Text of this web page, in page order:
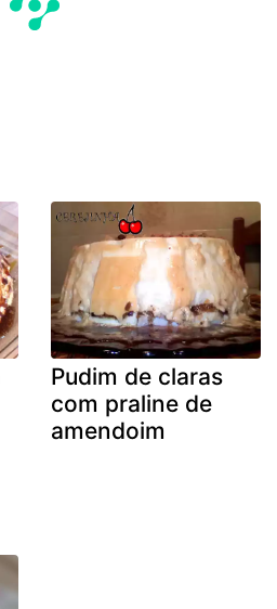
Pudim de claras
com praline de
amendoim